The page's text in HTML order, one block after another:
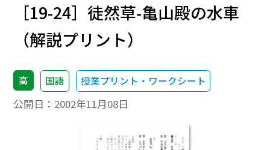
［19-24］徒然草-亀山殿の水車
（解説プリント）
高 国語 授業プリント・ワークシート
公開日： 2002年11月08日